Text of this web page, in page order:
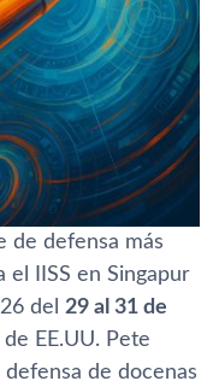
de defensa más
el IISS en Singapur
del 29 al 31 de
EE.UU. Pete
de docenas